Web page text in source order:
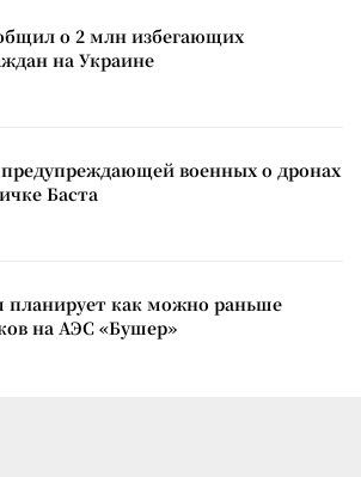
о 2 млн избегающих
на Украине
предупреждающей военных о дронах
Баста
планирует как можно раньше
на АЭС «Бушер»